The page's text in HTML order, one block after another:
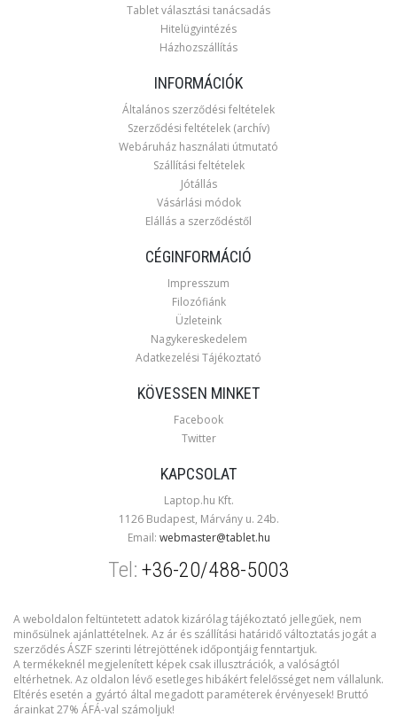
Tablet választási tanácsadás
Hitelügyintézés
Házhozszállítás
INFORMÁCIÓK
Általános szerződési feltételek
Szerződési feltételek (archív)
Webáruház használati útmutató
Szállítási feltételek
Jótállás
Vásárlási módok
Elállás a szerződéstől
CÉGINFORMÁCIÓ
Impresszum
Filozófiánk
Üzleteink
Nagykereskedelem
Adatkezelési Tájékoztató
KÖVESSEN MINKET
Facebook
Twitter
KAPCSOLAT
Laptop.hu Kft.
1126 Budapest, Márvány u. 24b.
Email: webmaster@tablet.hu
Tel: +36-20/488-5003
A weboldalon feltüntetett adatok kizárólag tájékoztató jellegűek, nem
minősülnek ajánlattételnek. Az ár és szállítási határidő változtatás jogát a
szerződés ÁSZF szerinti létrejöttének időpontjáig fenntartjuk.
A termékeknél megjelenített képek csak illusztrációk, a valóságtól
eltérhetnek. Az oldalon lévő esetleges hibákért felelősséget nem vállalunk.
Eltérés esetén a gyártó által megadott paraméterek érvényesek! Bruttó
árainkat 27% ÁFÁ-val számoljuk!